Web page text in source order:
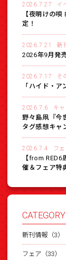
2026.7.27 イ
【夜明けの
定！
2026.7.21 新
2026年9月発
2026.7.17 そ
「ハイド・
2026.7.6 キ
野々島凧『今
タグ感想キャ
2026.7.4 フ
【from
催＆フェア特
CATEGORY
新刊情報（3）
フェア（33）